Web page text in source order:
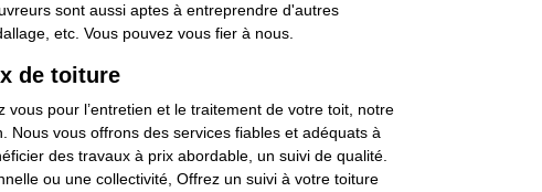
sont aussi aptes à entreprendre d'autres
etc. Vous pouvez vous fier à nous.
de toiture
pour l’entretien et le traitement de votre toit, notre
Nous vous offrons des services fiables et adéquats à
des travaux à prix abordable, un suivi de qualité.
ou une collectivité, Offrez un suivi à votre toiture